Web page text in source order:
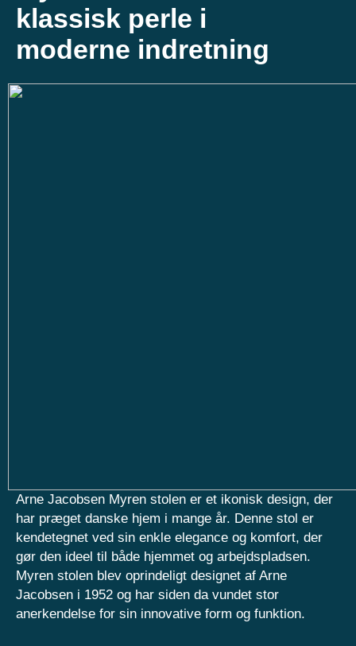
klassisk perle i
moderne indretning
Arne Jacobsen Myren stolen er et ikonisk design, der
har præget danske hjem i mange år. Denne stol er
kendetegnet ved sin enkle elegance og komfort, der
gør den ideel til både hjemmet og arbejdspladsen.
Myren stolen blev oprindeligt designet af Arne
Jacobsen i 1952 og har siden da vundet stor
anerkendelse for sin innovative form og funktion.